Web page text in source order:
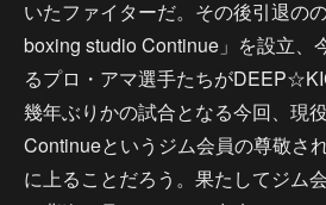
いたファイターだ。その後引退の
boxing studio Continue」を設立、
るプロ・アマ選手たちが
幾年ぶりかの試合となる今回、現
Continueというジム会員の尊敬さ
に上ることだろう。果たしてジム